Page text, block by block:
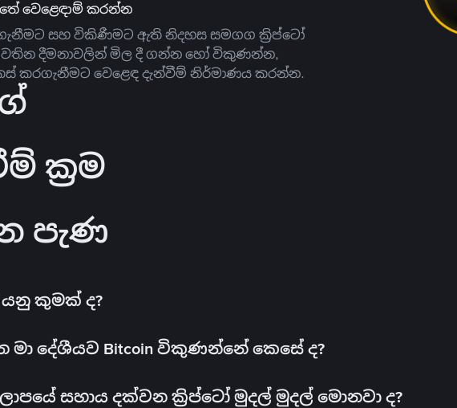
වෙළෙඳාම් කරන්න
සහ විකිණීමට ඇති නිදහස සමගග ක්‍රිප්ටෝ
දීමනාවලින් මිල දී ගන්න හෝ විකුණන්න,
කරගැනීමට වෙළෙඳ දැන්වීම් නිර්මාණය කරන්න.
ක්‍රම
පැණ
යනු කුමක් ද?
මා දේශීයව Bitcoin විකුණන්නේ කෙසේ ද?
සහාය දක්වන ක්‍රිප්ටෝ මුදල් මුදල් මොනවා ද?